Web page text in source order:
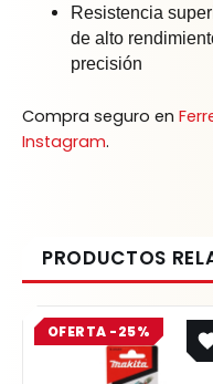
Resistencia
de alto
precisión
Compra seguro en
Instagram.
OFERTA -25%
Original
price
was:
$ 17.700.
Current
price
is:
$ 13.275.